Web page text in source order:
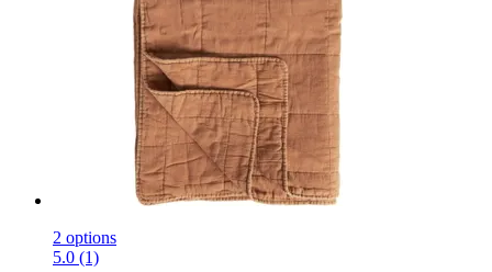
2 options
5.0 (1)